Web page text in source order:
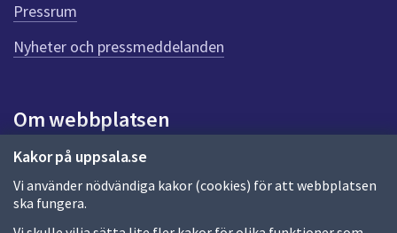
Kakor på uppsala.se
Vi använder nödvändiga kakor (cookies) för att webbplatsen
ska fungera.
e
n
n
i
d
a
Pressrum
Nyheter och pressmeddelanden
Om webbplatsen
Om webbplatsen
Allmänna handlingar och diarium
Behandling av personuppgifter